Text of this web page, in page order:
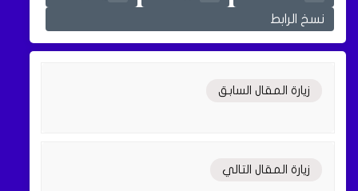
نسخ الرابط
زيارة المقال السابق
زيارة المقال التالي